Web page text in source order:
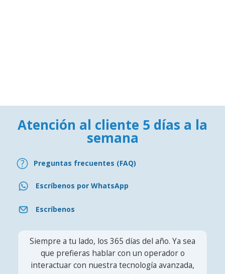
Atención al cliente 5 días a la
semana
Preguntas frecuentes (FAQ)
Escríbenos por WhatsApp
Escríbenos
Siempre a tu lado, los 365 días del año. Ya sea
que prefieras hablar con un operador o
interactuar con nuestra tecnología avanzada,